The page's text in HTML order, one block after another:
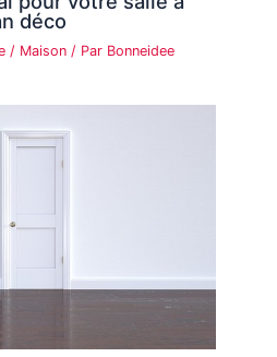
déco
/ Maison / Par Bonneidee